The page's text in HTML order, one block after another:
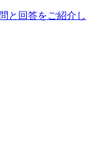
と回答をご紹介し